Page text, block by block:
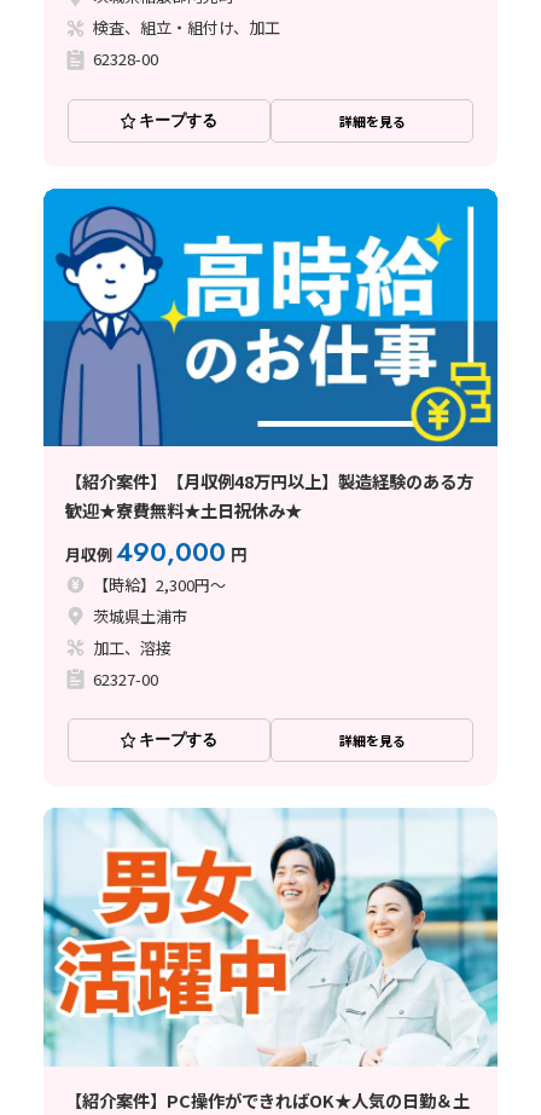
検査、組立・組付け、加工
62328-00
キープする 詳細を見る
【紹介案件】【月収例48万円以上】製造経験のある方
歓迎★寮費無料★土日祝休み★
月収例490,000 円
【時給】2,300円～
茨城県土浦市
加工、溶接
62327-00
キープする 詳細を見る
【紹介案件】PC操作ができればOK★人気の日勤＆土